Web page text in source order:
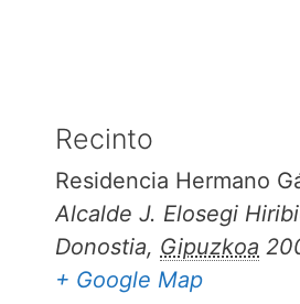
Recinto
Residencia Hermano
Alcalde J. Elosegi
Donostia, Gipuzkoa
+ Google Map